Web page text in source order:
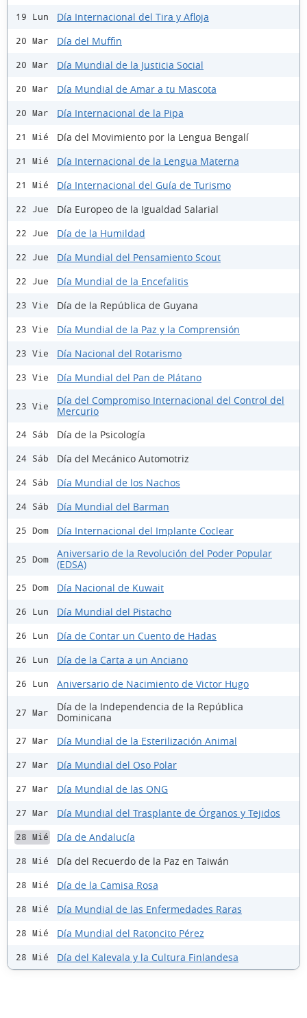
19 Lun Día Internacional del Tira y Afloja
20 Mar Día del Muffin
20 Mar Día Mundial de la Justicia Social
20 Mar Día Mundial de Amar a tu Mascota
20 Mar Día Internacional de la Pipa
21 Mié Día del Movimiento por la Lengua Bengalí
21 Mié Día Internacional de la Lengua Materna
21 Mié Día Internacional del Guía de Turismo
22 Jue Día Europeo de la Igualdad Salarial
22 Jue Día de la Humildad
22 Jue Día Mundial del Pensamiento Scout
22 Jue Día Mundial de la Encefalitis
23 Vie Día de la República de Guyana
23 Vie Día Mundial de la Paz y la Comprensión
23 Vie Día Nacional del Rotarismo
23 Vie Día Mundial del Pan de Plátano
23 Vie
Día del Compromiso Internacional del Control del
Mercurio
24 Sáb Día de la Psicología
24 Sáb Día del Mecánico Automotriz
24 Sáb Día Mundial de los Nachos
24 Sáb Día Mundial del Barman
25 Dom Día Internacional del Implante Coclear
25 Dom
Aniversario de la Revolución del Poder Popular
(EDSA)
25 Dom Día Nacional de Kuwait
26 Lun Día Mundial del Pistacho
26 Lun Día de Contar un Cuento de Hadas
26 Lun Día de la Carta a un Anciano
26 Lun Aniversario de Nacimiento de Victor Hugo
27 Mar
Día de la Independencia de la República
Dominicana
27 Mar Día Mundial de la Esterilización Animal
27 Mar Día Mundial del Oso Polar
27 Mar Día Mundial de las ONG
27 Mar Día Mundial del Trasplante de Órganos y Tejidos
28 Mié Día de Andalucía
28 Mié Día del Recuerdo de la Paz en Taiwán
28 Mié Día de la Camisa Rosa
28 Mié Día Mundial de las Enfermedades Raras
28 Mié Día Mundial del Ratoncito Pérez
28 Mié Día del Kalevala y la Cultura Finlandesa